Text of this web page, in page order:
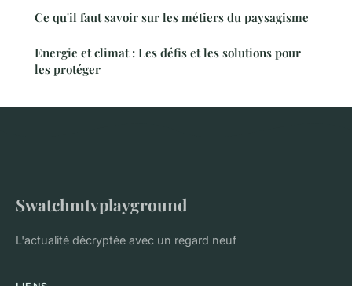
Ce qu'il faut savoir sur les métiers du paysagisme
Energie et climat : Les défis et les solutions pour
les protéger
Swatchmtvplayground
L'actualité décryptée avec un regard neuf